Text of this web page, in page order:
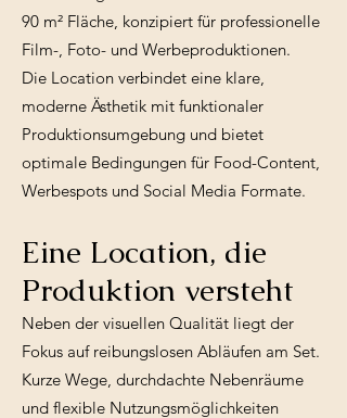
90 m² Fläche, konzipiert für professionelle
Film-, Foto- und Werbeproduktionen.
Die Location verbindet eine klare,
moderne Ästhetik mit funktionaler
Produktionsumgebung und bietet
optimale Bedingungen für Food-Content,
Werbespots und Social Media Formate.
Eine Location, die
Produktion versteht
Neben der visuellen Qualität liegt der
Fokus auf reibungslosen Abläufen am Set.
Kurze Wege, durchdachte Nebenräume
und flexible Nutzungsmöglichkeiten